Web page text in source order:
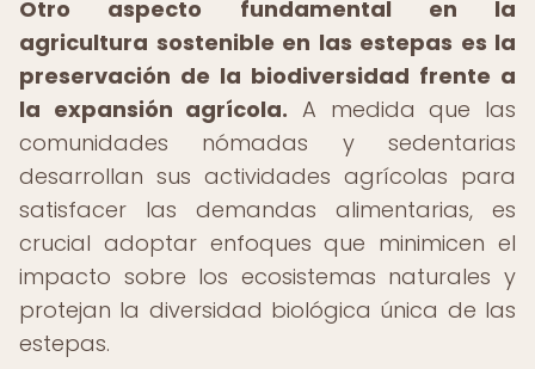
Otro aspecto fundamental en la
agricultura sostenible en las estepas es la
preservación de la biodiversidad frente a
la expansión agrícola. A medida que las
comunidades nómadas y sedentarias
desarrollan sus actividades agrícolas para
satisfacer las demandas alimentarias, es
crucial adoptar enfoques que minimicen el
impacto sobre los ecosistemas naturales y
protejan la diversidad biológica única de las
estepas.